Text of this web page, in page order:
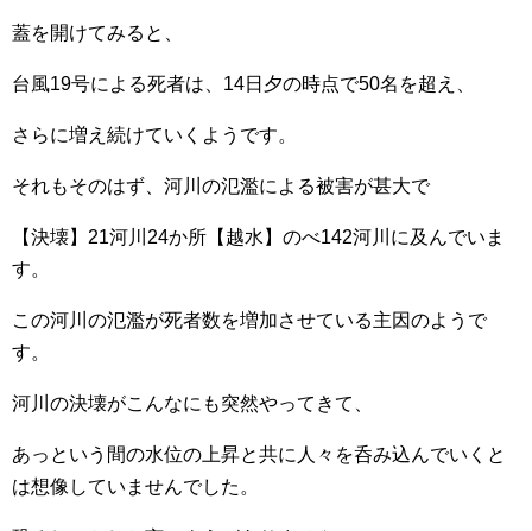
蓋を開けてみると、
台風19号による死者は、14日夕の時点で50名を超え、
さらに増え続けていくようです。
それもそのはず、河川の氾濫による被害が甚大で
【決壊】21河川24か所【越水】のべ142河川に及んでいま
す。
この河川の氾濫が死者数を増加させている主因のようで
す。
河川の決壊がこんなにも突然やってきて、
あっという間の水位の上昇と共に人々を呑み込んでいくと
は想像していませんでした。